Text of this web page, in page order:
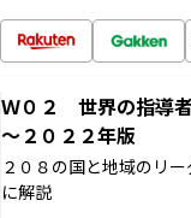
Ｗ０２ 世界の指導
～２０２２年版
２０８の国と地域のリ
に解説